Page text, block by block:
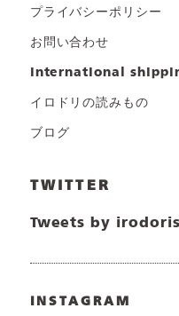
プライバシーポリシー
お問い合わせ
international
イロドリの読みもの
ブログ
TWITTER
Tweets by
INSTAGRAM